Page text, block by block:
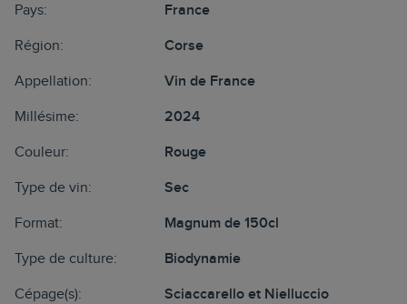
Pays: France
Région: Corse
Appellation: Vin de France
Millésime: 2024
Couleur: Rouge
Type de vin: Sec
Format: Magnum de 150cl
Type de culture: Biodynamie
Cépage(s): Sciaccarello et Nielluccio